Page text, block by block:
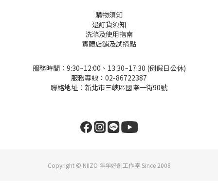
購物須知
退訂貨須知
洗滌及使用指南
實體店舖及試揹點
服務時間：9:30~12:00、13:30~17:30 (例假日公休)
服務專線：02-86722387
聯絡地址：新北市三峽區國際一街90號
Copyright © NIIZO 年年好創工作室 Since 2008